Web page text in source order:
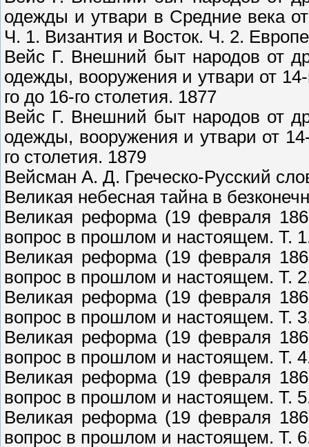
одежды и утвари в Средние века
Ч. 1. Византия и Восток. Ч. 2.
Вейс Г. Внешний быт народов от
одежды, вооружения и утвари от
го до 16-го столетия. 1877
Вейс Г. Внешний быт народов от
одежды, вооружения и утвари от
го столетия. 1879
Вейсман А. Д. Греческо-Русский
Великая небесная тайна в
Великая реформа (19 февраля
вопрос в прошлом и настоящем. Т.
Великая реформа (19 февраля
вопрос в прошлом и настоящем. Т.
Великая реформа (19 февраля
вопрос в прошлом и настоящем. Т.
Великая реформа (19 февраля
вопрос в прошлом и настоящем. Т.
Великая реформа (19 февраля
вопрос в прошлом и настоящем. Т.
Великая реформа (19 февраля
вопрос в прошлом и настоящем. Т.